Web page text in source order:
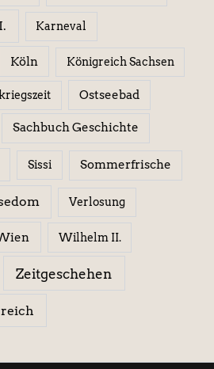
Karneval
Köln Königreich Sachsen
Ostseebad
Sachbuch Geschichte
Sissi Sommerfrische
Verlosung
Wilhelm II.
Zeitgeschehen